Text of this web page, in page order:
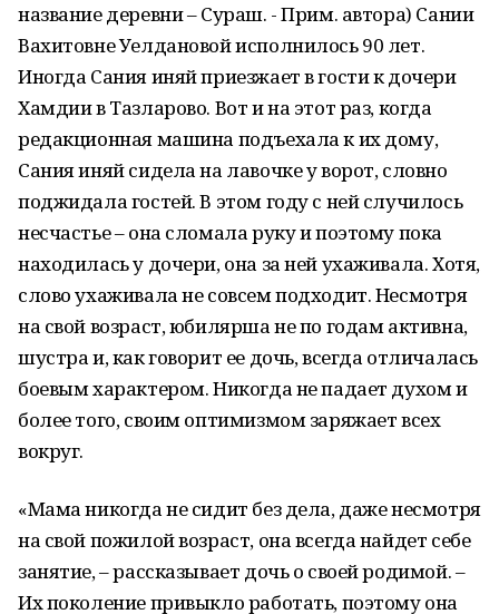
название деревни – Сураш. - Прим. автора) Сании
Вахитовне Уелдановой исполнилось 90 лет.
Иногда Сания иняй приезжает в гости к дочери
Хамдии в Тазларово. Вот и на этот раз, когда
редакционная машина подъехала к их дому,
Сания иняй сидела на лавочке у ворот, словно
поджидала гостей. В этом году с ней случилось
несчастье – она сломала руку и поэтому пока
находилась у дочери, она за ней ухаживала. Хотя,
слово ухаживала не совсем подходит. Несмотря
на свой возраст, юбилярша не по годам активна,
шустра и, как говорит ее дочь, всегда отличалась
боевым характером. Никогда не падает духом и
более того, своим оптимизмом заряжает всех
вокруг.
«Мама никогда не сидит без дела, даже несмотря
на свой пожилой возраст, она всегда найдет себе
занятие, – рассказывает дочь о своей родимой. –
Их поколение привыкло работать, поэтому она